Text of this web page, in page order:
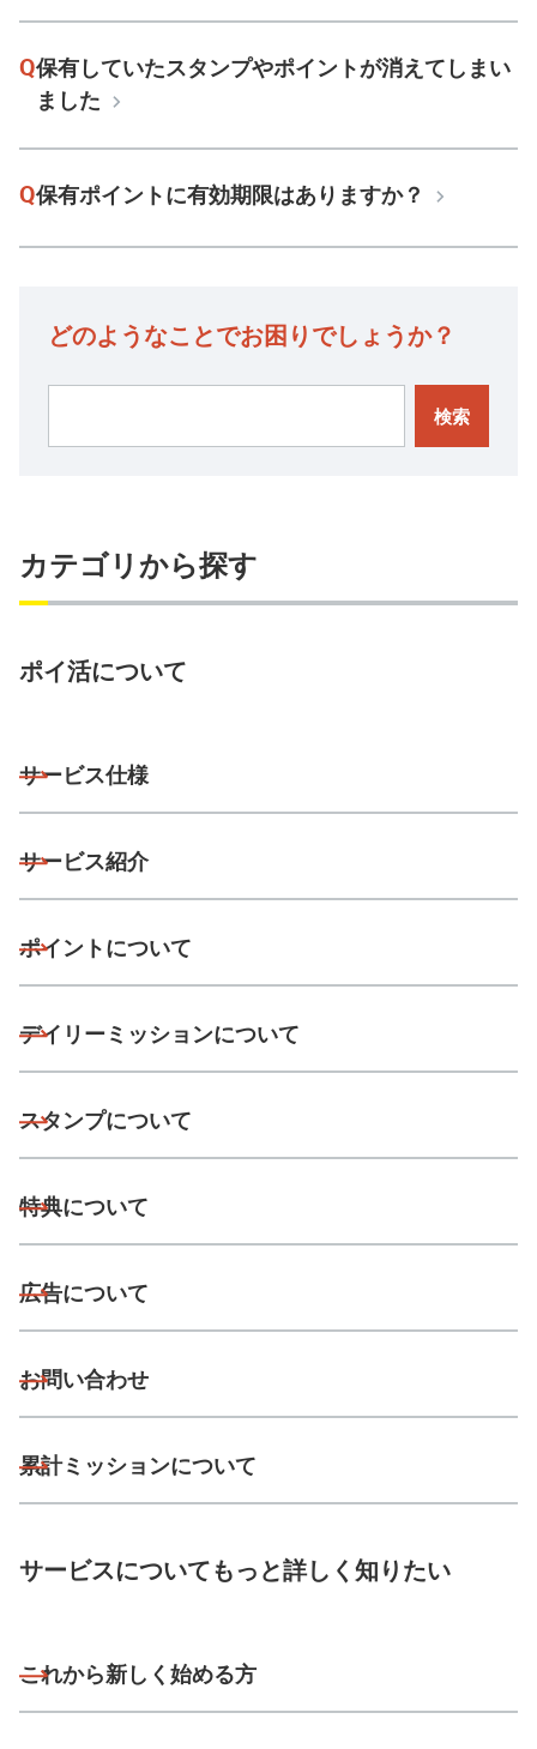
Q保有していたスタンプやポイントが消えてしまい
ました
Q保有ポイントに有効期限はありますか？
どのようなことでお困りでしょうか？
検索
カテゴリから探す
ポイ活について
サービス仕様
サービス紹介
ポイントについて
デイリーミッションについて
スタンプについて
特典について
広告について
お問い合わせ
累計ミッションについて
サービスについてもっと詳しく知りたい
これから新しく始める方